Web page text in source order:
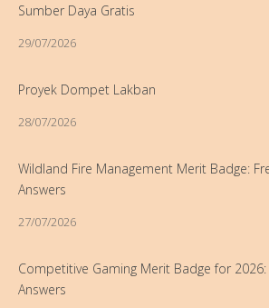
Sumber Daya Gratis
29/07/2026
Proyek Dompet Lakban
28/07/2026
Wildland Fire Management Merit Badge:
Answers
27/07/2026
Competitive Gaming Merit Badge for
Answers